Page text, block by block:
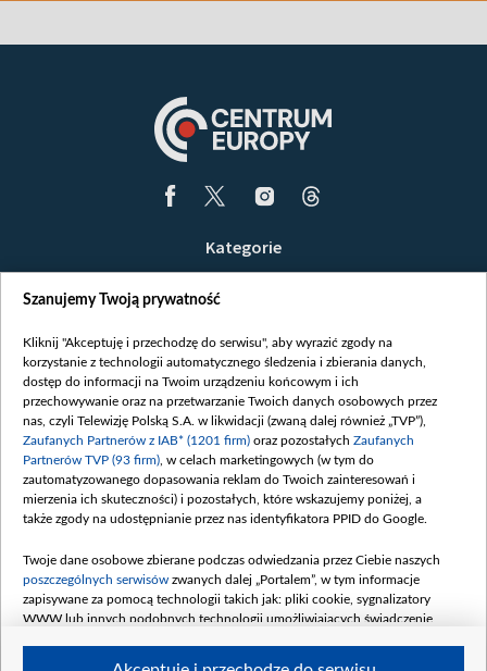
Kategorie
Opinie
Białoruś / Polska
Czytelnia
Centrum Europy
O nas
Kontakt
Informacje o nadawcy
Serwisy partnerskie
belsat.eu
slava.tv
tvpworld.com
Szanujemy Twoją prywatność
Kliknij "Akceptuję i przechodzę do serwisu", aby wyrazić zgody na
korzystanie z technologii automatycznego śledzenia i zbierania danych,
dostęp do informacji na Twoim urządzeniu końcowym i ich
przechowywanie oraz na przetwarzanie Twoich danych osobowych przez
nas, czyli Telewizję Polską S.A. w likwidacji (zwaną dalej również „TVP”),
Zaufanych Partnerów z IAB* (1201 firm) oraz pozostałych Zaufanych
Partnerów TVP (93 firm) , w celach marketingowych (w tym do
zautomatyzowanego dopasowania reklam do Twoich zainteresowań i
mierzenia ich skuteczności) i pozostałych, które wskazujemy poniżej, a
także zgody na udostępnianie przez nas identyfikatora PPID do Google.
Twoje dane osobowe zbierane podczas odwiedzania przez Ciebie naszych
poszczególnych serwisów zwanych dalej „Portalem”, w tym informacje
zapisywane za pomocą technologii takich jak: pliki cookie, sygnalizatory
WWW lub innych podobnych technologii umożliwiających świadczenie